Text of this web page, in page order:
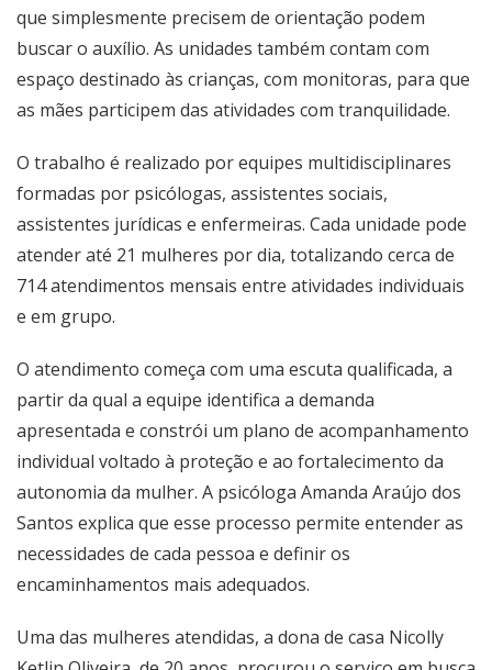
que simplesmente precisem de orientação podem
buscar o auxílio. As unidades também contam com
espaço destinado às crianças, com monitoras, para que
as mães participem das atividades com tranquilidade.
O trabalho é realizado por equipes multidisciplinares
formadas por psicólogas, assistentes sociais,
assistentes jurídicas e enfermeiras. Cada unidade pode
atender até 21 mulheres por dia, totalizando cerca de
714 atendimentos mensais entre atividades individuais
e em grupo.
O atendimento começa com uma escuta qualificada, a
partir da qual a equipe identifica a demanda
apresentada e constrói um plano de acompanhamento
individual voltado à proteção e ao fortalecimento da
autonomia da mulher. A psicóloga Amanda Araújo dos
Santos explica que esse processo permite entender as
necessidades de cada pessoa e definir os
encaminhamentos mais adequados.
Uma das mulheres atendidas, a dona de casa Nicolly